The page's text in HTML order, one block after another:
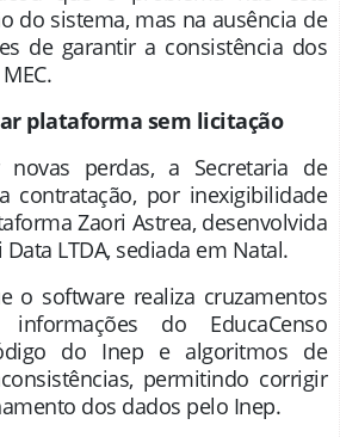
do sistema, mas na ausência de
de garantir a consistência dos
plataforma sem licitação
perdas, a Secretaria de
contratação, por inexigibilidade
Zaori Astrea, desenvolvida
LTDA, sediada em Natal.
o software realiza cruzamentos
do EducaCenso
do Inep e algoritmos de
permitindo corrigir
dos dados pelo Inep.